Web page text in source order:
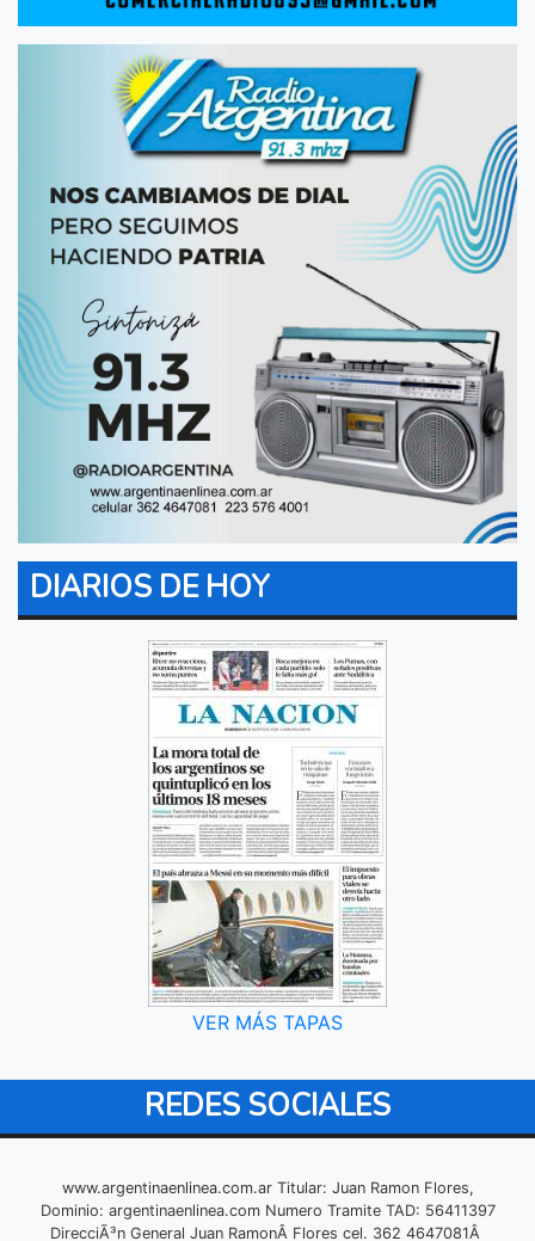
DIARIOS DE HOY
VER MÁS TAPAS
REDES SOCIALES
www.argentinaenlinea.com.ar Titular: Juan Ramon Flores,
Dominio: argentinaenlinea.com Numero Tramite TAD: 56411397
DirecciÃ³n General Juan RamonÂ Flores cel. 362 4647081Â